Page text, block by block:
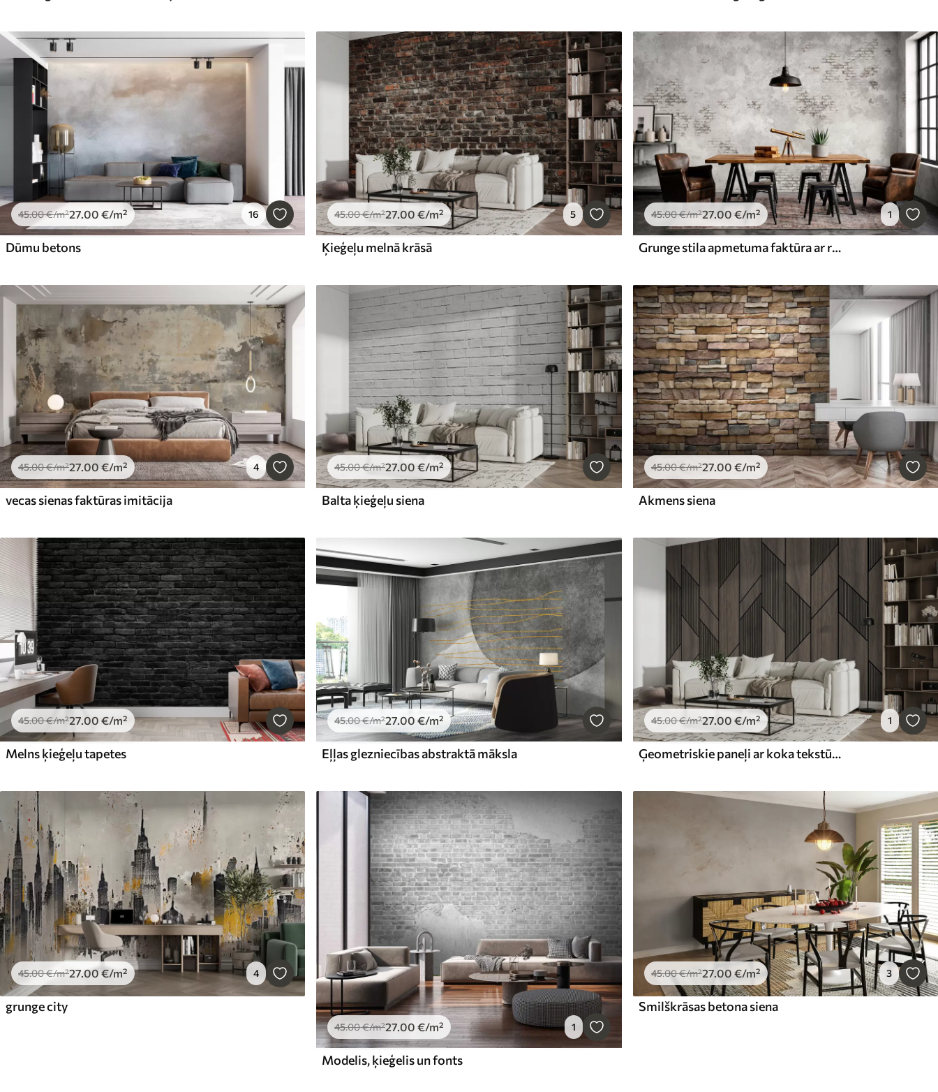
45.00€/m²27 .00 €/m² 16
Dūmu betons
45.00€/m²27 .00 €/m² 5
Ķieģeļu melnā krāsā
45.00€/m²27.00 €/m² 1
Grunge stila apmetuma faktūra ar redzamiem ķieģeļu fragmentiem
45.00€/m²27.00 €/m² 4
vecas sienas faktūras imitācija
45.00€/m²27.00 €/m²
Balta ķieģeļu siena
45.00€/m²27.00 €/m²
Akmens siena
45.00€/m²27 .00 €/m²
Melns ķieģeļu tapetes
45.00€/m²27.00 €/m²
Eļļas glezniecības abstraktā māksla
45.00€/m²27.00 €/m² 1
Ģeometriskie paneļi ar koka tekstūru
45.00€/m²27.00 €/m² 4
grunge city
45.00€/m²27.00 €/m² 1
Modelis, ķieģelis un fonts
45.00€/m²27.00 €/m² 3
Smilškrāsas betona siena